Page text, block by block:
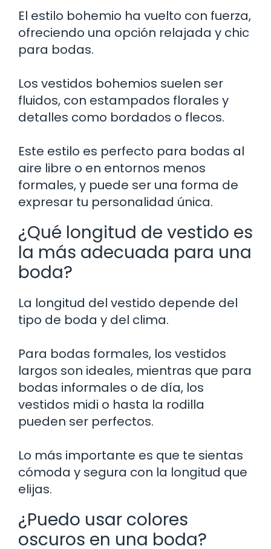
El estilo bohemio ha vuelto con fuerza,
ofreciendo una opción relajada y chic
para bodas.
Los vestidos bohemios suelen ser
fluidos, con estampados florales y
detalles como bordados o flecos.
Este estilo es perfecto para bodas al
aire libre o en entornos menos
formales, y puede ser una forma de
expresar tu personalidad única.
¿Qué longitud de vestido es
la más adecuada para una
boda?
La longitud del vestido depende del
tipo de boda y del clima.
Para bodas formales, los vestidos
largos son ideales, mientras que para
bodas informales o de día, los
vestidos midi o hasta la rodilla
pueden ser perfectos.
Lo más importante es que te sientas
cómoda y segura con la longitud que
elijas.
¿Puedo usar colores
oscuros en una boda?